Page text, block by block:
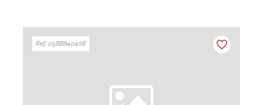
Ref. 058B840408